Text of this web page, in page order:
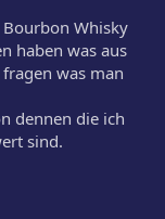
Whisky
haben was aus
was man
dennen die ich
sind.